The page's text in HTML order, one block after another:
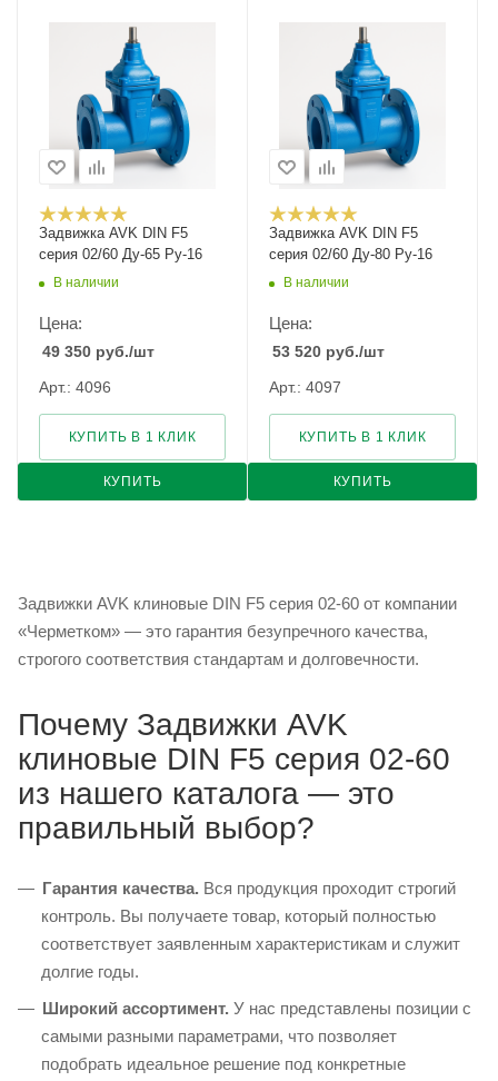
Задвижка AVK DIN F5
серия 02/60 Ду-65 Ру-16
В наличии
Цена:
49 350 руб./шт
Арт.: 4096
КУПИТЬ
КУПИТЬ В 1 КЛИК
Задвижка AVK DIN F5
серия 02/60 Ду-80 Ру-16
В наличии
Цена:
53 520 руб./шт
Арт.: 4097
КУПИТЬ
КУПИТЬ В 1 КЛИК
Задвижки AVK клиновые DIN F5 серия 02-60 от компании
«Черметком» — это гарантия безупречного качества,
строгого соответствия стандартам и долговечности.
Почему Задвижки AVK
клиновые DIN F5 серия 02-60
из нашего каталога — это
правильный выбор?
Гарантия качества. Вся продукция проходит строгий
контроль. Вы получаете товар, который полностью
соответствует заявленным характеристикам и служит
долгие годы.
Широкий ассортимент. У нас представлены позиции с
самыми разными параметрами, что позволяет
подобрать идеальное решение под конкретные